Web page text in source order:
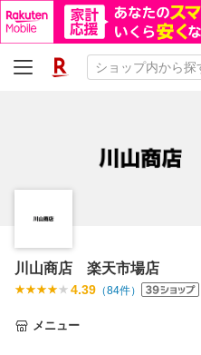
川山商店 楽天市場店
4.39 （84件）
メニュー